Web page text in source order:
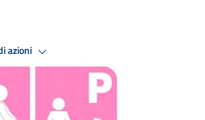
azioni